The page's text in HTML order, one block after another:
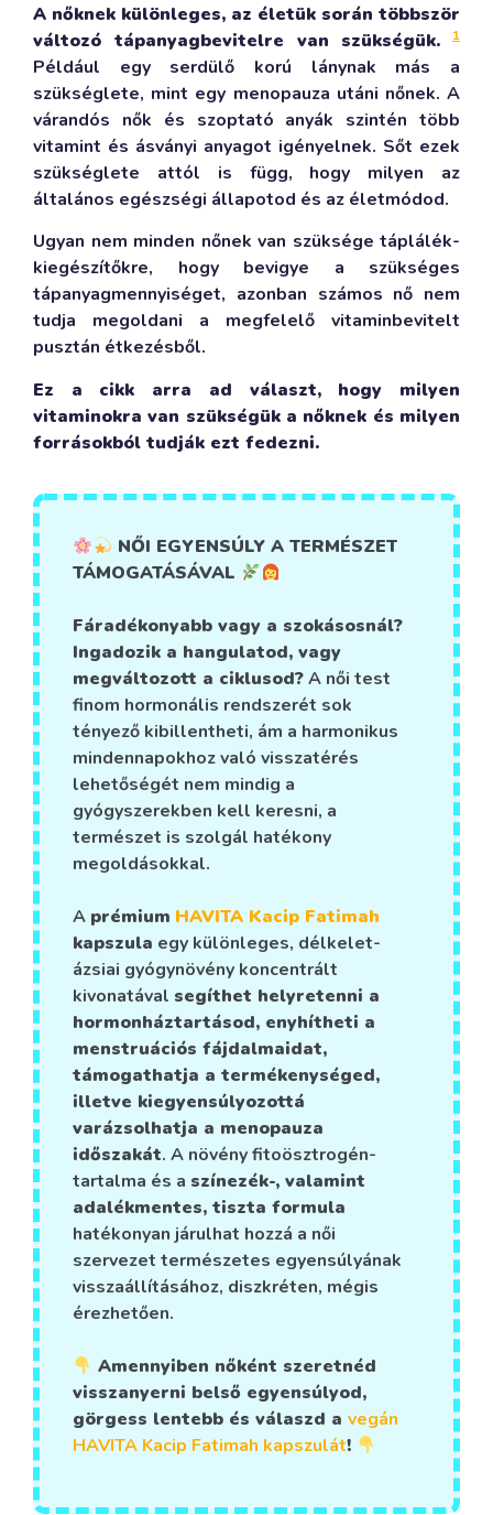
A nőknek különleges, az életük során többször
változó tápanyagbevitelre van szükségük.
1
Például egy serdülő korú lánynak más a
szükséglete, mint egy menopauza utáni nőnek. A
várandós nők és szoptató anyák szintén több
vitamint és ásványi anyagot igényelnek. Sőt ezek
szükséglete attól is függ, hogy milyen az
általános egészségi állapotod és az életmódod.
Ugyan nem minden nőnek van szüksége táplálék-
kiegészítőkre, hogy bevigye a szükséges
tápanyagmennyiséget, azonban számos nő nem
tudja megoldani a megfelelő vitaminbevitelt
pusztán étkezésből.
Ez a cikk arra ad választ, hogy milyen
vitaminokra van szükségük a nőknek és milyen
forrásokból tudják ezt fedezni.
NŐI EGYENSÚLY A TERMÉSZET
TÁMOGATÁSÁVAL
Fáradékonyabb vagy a szokásosnál?
Ingadozik a hangulatod, vagy
megváltozott a ciklusod?A női test
finom hormonális rendszerét sok
tényező kibillentheti, ám a harmonikus
mindennapokhoz való visszatérés
lehetőségét nem mindig a
gyógyszerekben kell keresni, a
természet is szolgál hatékony
megoldásokkal.
A prémium HAVITA Kacip Fatimah
kapszula egy különleges, délkelet-
ázsiai gyógynövény koncentrált
kivonatával segíthet helyretenni a
hormonháztartásod, enyhítheti a
menstruációs fájdalmaidat,
támogathatja a termékenységed,
illetve kiegyensúlyozottá
varázsolhatja a menopauza
időszakát. A növény fitoösztrogén-
tartalma és a színezék-, valamint
adalékmentes, tiszta formula
hatékonyan járulhat hozzá a női
szervezet természetes egyensúlyának
visszaállításához, diszkréten, mégis
érezhetően.
Amennyiben nőként szeretnéd
visszanyerni belső egyensúlyod,
görgess lentebb és válaszd a vegán
HAVITA Kacip Fatimah kapszulát!